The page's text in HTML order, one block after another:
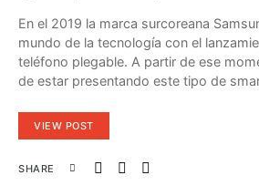
En el 2019 la marca surcoreana
mundo de la tecnología con el
teléfono plegable. A partir de ese
de estar presentando este tipo de
VIEW POST
SHARE